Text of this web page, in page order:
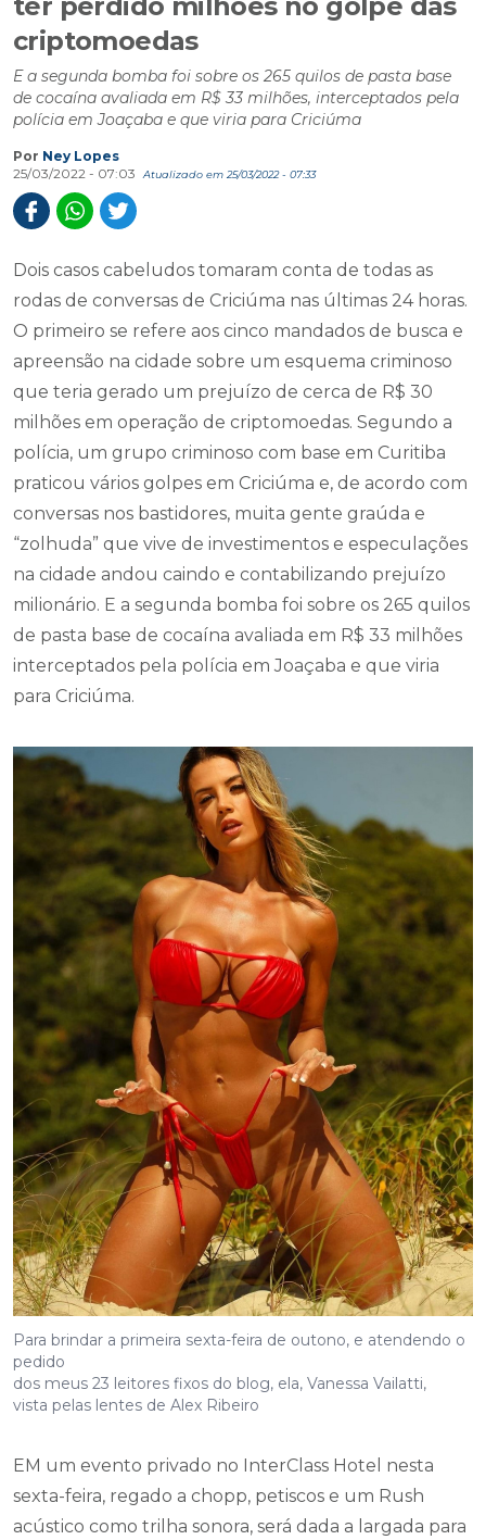
E a segunda bomba foi sobre os 265 quilos de pasta base
de cocaína avaliada em R$ 33 milhões, interceptados pela
polícia em Joaçaba e que viria para Criciúma
PorNey Lopes
25/03/2022 - 07:03
Atualizado em 25/03/2022 - 07:33
Dois casos cabeludos tomaram conta de todas as
rodas de conversas de Criciúma nas últimas 24 horas.
O primeiro se refere aos cinco mandados de busca e
apreensão na cidade sobre um esquema criminoso
que teria gerado um prejuízo de cerca de R$ 30
milhões em operação de criptomoedas. Segundo a
polícia, um grupo criminoso com base em Curitiba
praticou vários golpes em Criciúma e, de acordo com
conversas nos bastidores, muita gente graúda e
“zolhuda” que vive de investimentos e especulações
na cidade andou caindo e contabilizando prejuízo
milionário. E a segunda bomba foi sobre os 265 quilos
de pasta base de cocaína avaliada em R$ 33 milhões
interceptados pela polícia em Joaçaba e que viria
para Criciúma.
Para brindar a primeira sexta-feira de outono, e atendendo o
pedido
dos meus 23 leitores fixos do blog, ela, Vanessa Vailatti,
vista pelas lentes de Alex Ribeiro
EM um evento privado no InterClass Hotel nesta
acústico como trilha sonora, será dada a largada para
esperada edição da Rush Fest que vai rolar sábado
no complexo de piscinas do Mampituba com 5 horas